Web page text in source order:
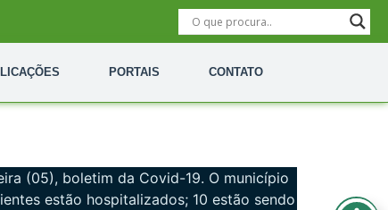
PORTAIS CONTATO
(05), boletim da Covid-19. O município
estão hospitalizados; 10 estão sendo